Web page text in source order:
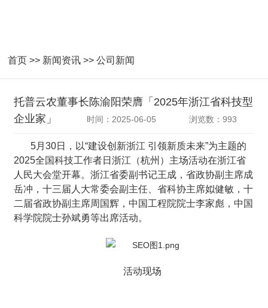
首页 >> 新闻资讯 >>公司新闻
托普云农董事长陈渝阳荣膺「2025年浙江省科技型
企业家」
时间：2025-06-05 浏览数：993
5月30日，以“建设创新浙江 引领新质未来”为主题的
2025全国科技工作者日浙江（杭州）主场活动在浙江省
人民大会堂开幕。浙江省委副书记王成，省政协副主席成
岳冲，十三届人大常委会副主任、省科协主席姒健敏，十
二届省政协副主席周国辉，中国工程院院士李家彪，中国
科学院院士孙斌勇等出席活动。
活动现场